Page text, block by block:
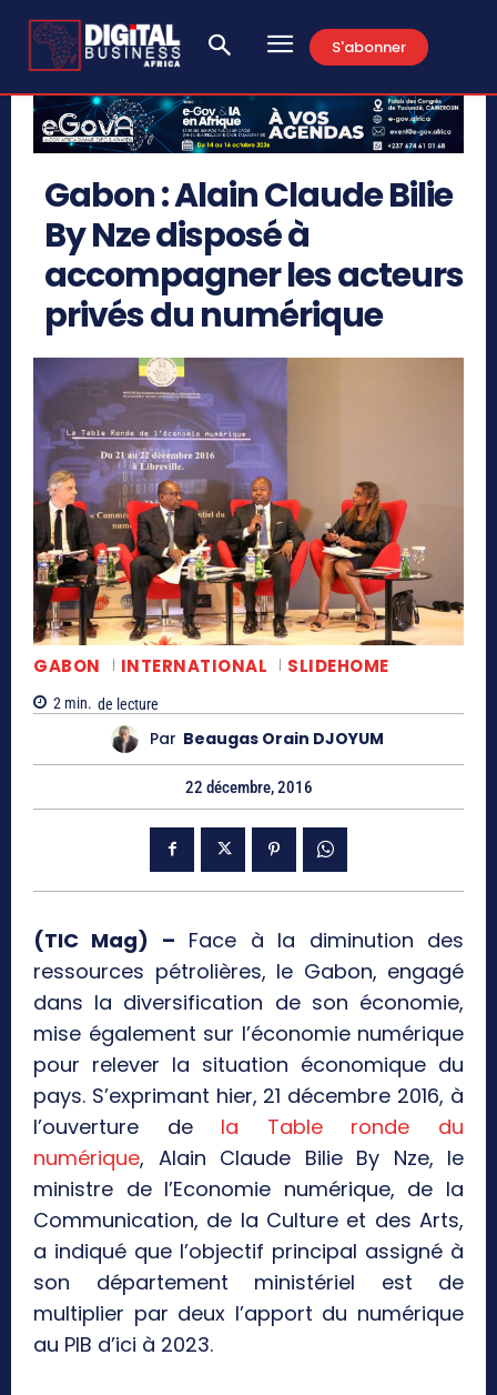
S'abonner
Gabon : Alain Claude Bilie
By Nze disposé à
accompagner les acteurs
privés du numérique
GABON INTERNATIONAL SLIDEHOME
2 min. de lecture
Par Beaugas Orain DJOYUM
22 décembre, 2016
(TIC Mag) – Face à la diminution des
ressources pétrolières, le Gabon, engagé
dans la diversification de son économie,
mise également sur l’économie numérique
pour relever la situation économique du
pays. S’exprimant hier, 21 décembre 2016, à
l’ouverture dela Table ronde du
numérique, Alain Claude Bilie By Nze, le
ministre de l’Economie numérique, de la
Communication, de la Culture et des Arts,
a indiqué que l’objectif principal assigné à
son département ministériel est de
multiplier par deux l’apport du numérique
au PIB d’ici à 2023.